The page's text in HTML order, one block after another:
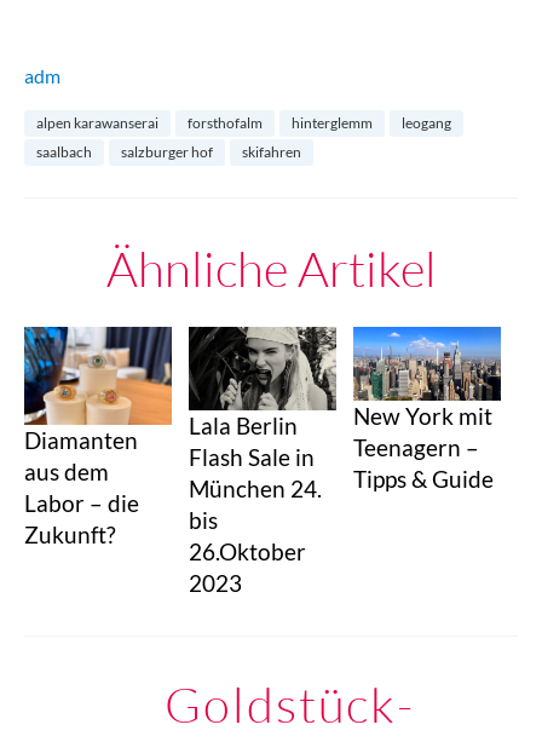
adm
alpen karawanserai forsthofalm hinterglemm
leogang
saalbach
salzburger hof skifahren
Ähnliche Artikel
Diamanten
aus dem
Labor – die
Zukunft?
Lala Berlin
Flash Sale in
München 24.
bis
26.Oktober
2023
New York mit
Teenagern –
Tipps & Guide
Goldstück-